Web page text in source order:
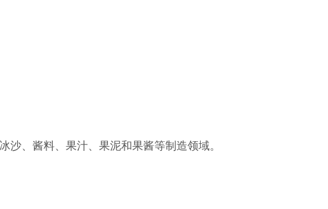
、酱料、果汁、果泥和果酱等制造领域。